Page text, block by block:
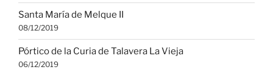
Santa María de Melque II
08/12/2019
Pórtico de la Curia de Talavera La Vieja
06/12/2019